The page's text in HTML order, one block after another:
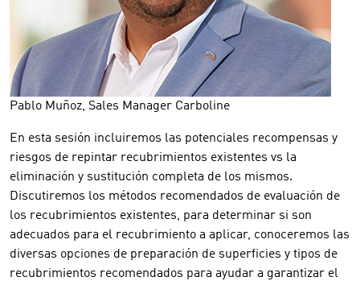
Pablo Muñoz, Sales Manager Carboline
En esta sesión incluiremos las potenciales recompensas y
riesgos de repintar recubrimientos existentes vs la
eliminación y sustitución completa de los mismos.
Discutiremos los métodos recomendados de evaluación de
los recubrimientos existentes, para determinar si son
adecuados para el recubrimiento a aplicar, conoceremos las
diversas opciones de preparación de superficies y tipos de
recubrimientos recomendados para ayudar a garantizar el